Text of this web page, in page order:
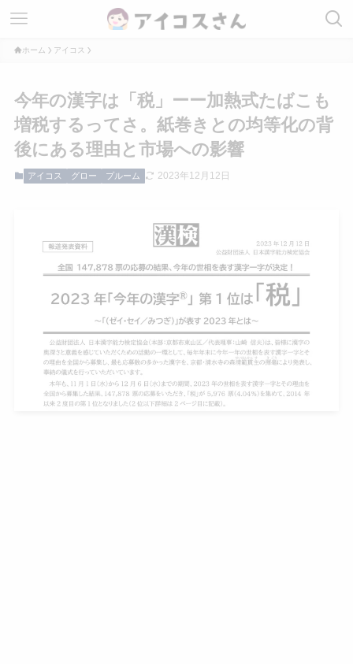
ホーム アイコス
今年の漢字は「税」ーー加熱式たばこも
増税するってさ。紙巻きとの均等化の背
後にある理由と市場への影響
アイコス グロー プルーム 2023年12月12日